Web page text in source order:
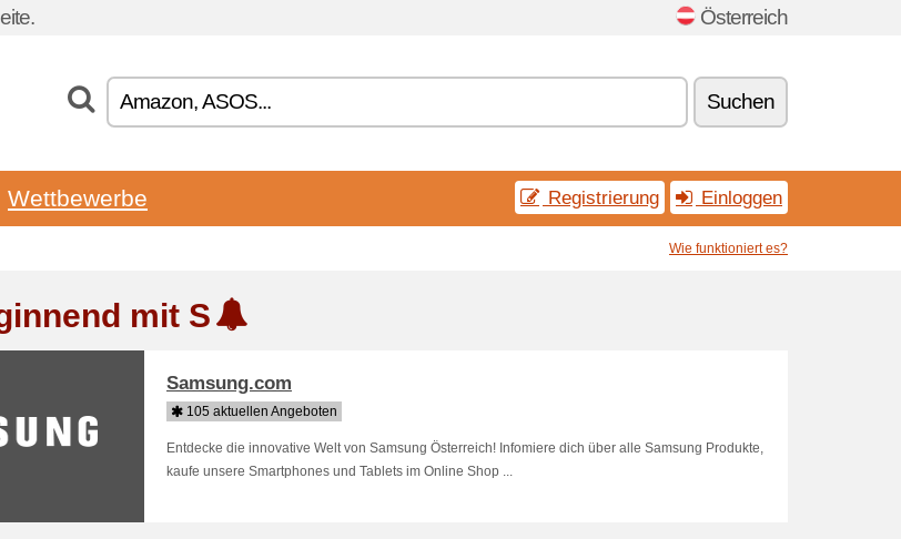
Österreich
Suchen
Wettbewerbe Registrierung Einloggen
Wie funktioniert es?
mit S
Samsung.com
105 aktuellen Angeboten
Entdecke die innovative Welt von Samsung Österreich! Infomiere dich über alle Samsung Produkte,
kaufe unsere Smartphones und Tablets im Online Shop ...